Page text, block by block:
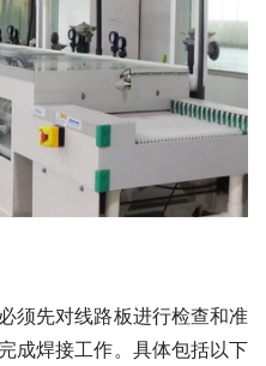
须先对线路板进行检查和准
成焊接工作。具体包括以下